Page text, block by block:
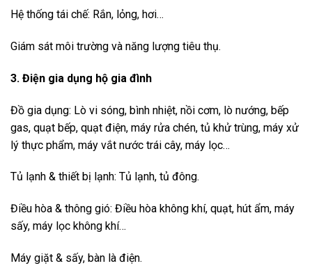
Hệ thống tái chế: Rắn, lỏng, hơi…
Giám sát môi trường và năng lượng tiêu thụ.
3. Điện gia dụng hộ gia đình
Đồ gia dụng: Lò vi sóng, bình nhiệt, nồi cơm, lò nướng, bếp
gas, quạt bếp, quạt điện, máy rửa chén, tủ khử trùng, máy xử
lý thực phẩm, máy vắt nước trái cây, máy lọc…
Tủ lạnh & thiết bị lạnh: Tủ lạnh, tủ đông.
Điều hòa & thông gió: Điều hòa không khí, quạt, hút ẩm, máy
sấy, máy lọc không khí…
Máy giặt & sấy, bàn là điện.